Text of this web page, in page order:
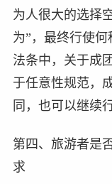
为人很大的选择
为”，最终行使
法条中，关于成
于任意性规范，
同，也可以继续
第四、旅游者是
求